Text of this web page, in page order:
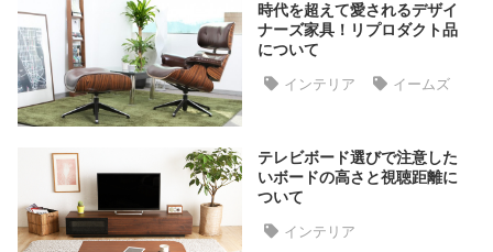
特
集
一
覧
気
ア
時代を超えて愛されるデザイ
ナーズ家具！リプロダクト品
について
インテリア イームズ
テレビボード選びで注意した
いボードの高さと視聴距離に
ついて
インテリア